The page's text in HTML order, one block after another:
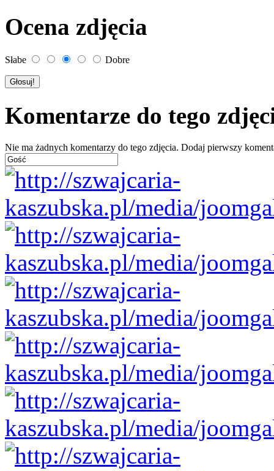
Ocena zdjęcia
Słabe Dobre
Komentarze do tego
Nie ma żadnych komentarzy do tego zdjęcia. Dodaj pierwszy